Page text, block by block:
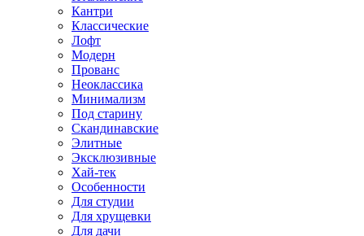
Кантри
Классические
Лофт
Модерн
Прованс
Неоклассика
Минимализм
Под старину
Скандинавские
Элитные
Эксклюзивные
Хай-тек
Особенности
Для студии
Для хрущевки
Для дачи